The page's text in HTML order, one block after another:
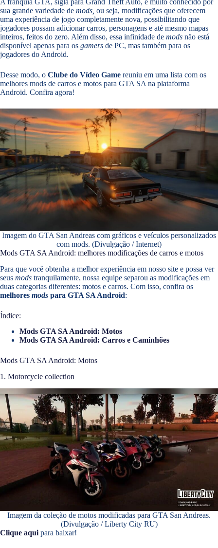
sua grande variedade de mods, ou seja, modificações que oferecem
uma experiência de jogo completamente nova, possibilitando que
jogadores possam adicionar carros, personagens e até mesmo mapas
inteiros, feitos do zero. Além disso, essa infinidade de mods não está
disponível apenas para os gamers de PC, mas também para os
jogadores do Android.
Desse modo, o Clube do Vídeo Game reuniu em uma lista com os
melhores mods de carros e motos para GTA SA na plataforma
Android. Confira agora!
Imagem do GTA San Andreas com gráficos e veículos personalizados
com mods. (Divulgação / Internet)
Mods GTA SA Android: melhores modificações de carros e motos
Para que você obtenha a melhor experiência em nosso site e possa ver
seus mods tranquilamente, nossa equipe separou as modificações em
duas categorias diferentes: motos e carros. Com isso, confira os
melhores mods para GTA SA Android:
Índice:
Mods GTA SA Android: Motos
Mods GTA SA Android: Carros e Caminhões
Mods GTA SA Android: Motos
1. Motorcycle collection
Imagem da coleção de motos modificadas para GTA San Andreas.
(Divulgação / Liberty City RU)
Clique aqui para baixar!